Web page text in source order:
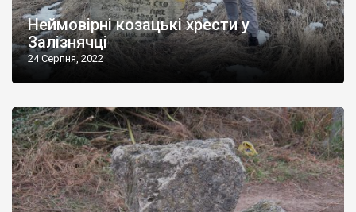
Неймовірні козацькі хрести у
Залізнячці
24 Серпня, 2022